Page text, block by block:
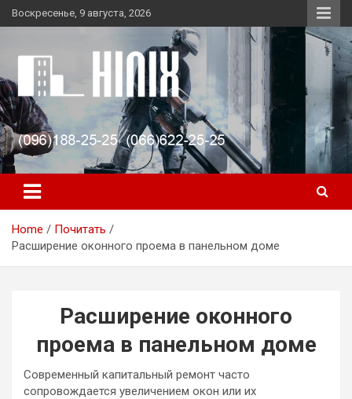
Skip
to
Воскресенье, 9 августа, 2026
Алмазная резка Бетона,
Алмазное сверление,
Демонтаж Любой
сложности.
Алмазное сверление, резка и демонтаж бетона. Быстро и
качетвенно. Обращайтесь! Оперативность ·
Профессионализм · Высокое качество · Доступные цены
Home
Почитать
Расширение оконного проема в панельном доме
Расширение оконного
проема в панельном доме
Современный капитальный ремонт часто
сопровождается увеличением окон или их